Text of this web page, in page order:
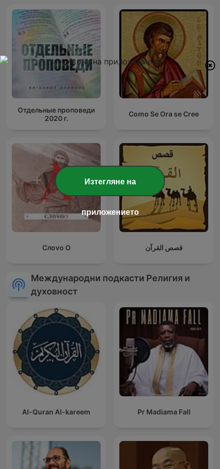
Отдельные проповеди
2020 г.
Como Se Ora se Cree
Слоvо О قصص القرآن
Международни подкасти Религия и
духовност
Al-Quran Al-kareem Pr Madiama Fall
Изтегляне на
приложението